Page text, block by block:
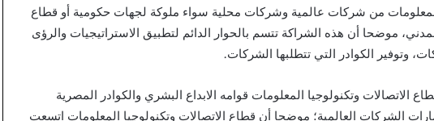
المعلومات من شركات عالمية وشركات محلية سواء ملوكة لجهات حكومية أو قطاع
موضحا أن هذه الشراكة تتسم بالحوار الدائم لتطبيق الاستراتيجيات والرؤى
وتوفير الكوادر التي تتطلبها الشركات.
وتكنولوجيا المعلومات قوامه الابداع البشري والكوادر المصرية
الشركات العالمية؛ موضحا أن قطاع الاتصالات وتكنولوجيا المعلومات اتسعت